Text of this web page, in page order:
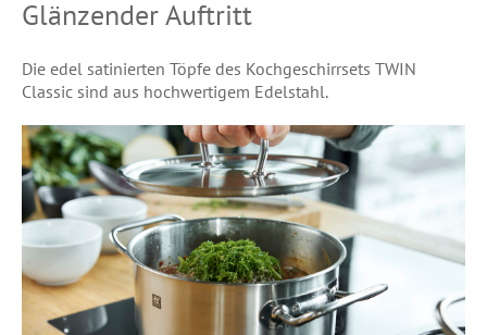
Glänzender Auftritt
Die edel satinierten Töpfe des Kochgeschirrsets TWIN
Classic sind aus hochwertigem Edelstahl.